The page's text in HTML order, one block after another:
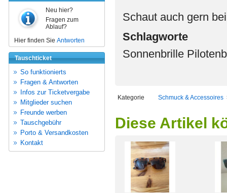
Neu hier?
Fragen zum
Ablauf?
Hier finden Sie Antworten
Tauschticket
So funktionierts
Fragen & Antworten
Infos zur Ticketvergabe
Mitglieder suchen
Freunde werben
Tauschgebühr
Porto & Versandkosten
Kontakt
Schaut auch gern
Schlagworte
Sonnenbrille
Kategorie Schmuck & Accessoires
Diese Artikel